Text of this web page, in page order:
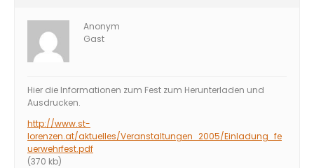
Anonym
Gast
Hier die Informationen zum Fest zum Herunterladen und
Ausdrucken.
http://www.st-
lorenzen.at/aktuelles/Veranstaltungen_2005/Einladung_fe
uerwehrfest.pdf
(370 kb)